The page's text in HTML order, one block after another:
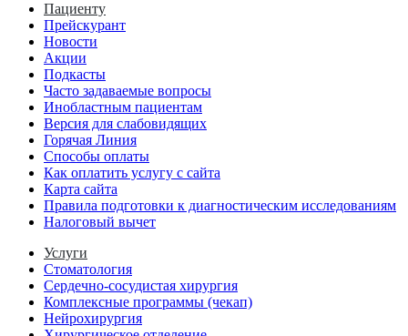
Пациенту
Прейскурант
Новости
Акции
Подкасты
Часто задаваемые вопросы
Инобластным пациентам
Версия для слабовидящих
Горячая Линия
Способы оплаты
Как оплатить услугу с сайта
Карта сайта
Правила подготовки к диагностическим исследованиям
Налоговый вычет
Услуги
Стоматология
Сердечно-сосудистая хирургия
Комплексные программы (чекап)
Нейрохирургия